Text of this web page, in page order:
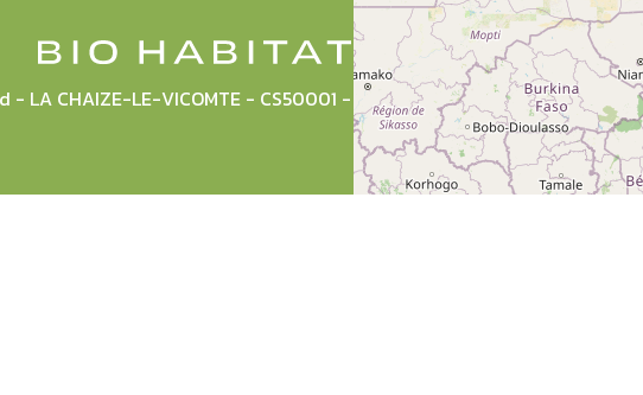
- LA CHAIZE-LE-VICOMTE - CS50001 - 85036 LA ROCHE-SUR-YON